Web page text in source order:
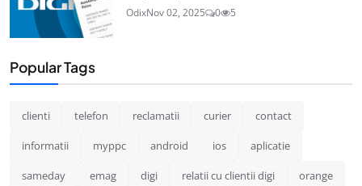
OdixNov 02, 2025 0 5
Popular Tags
clienti telefon reclamatii curier contact
informatii myppc android ios aplicatie
sameday emag digi relatii cu clientii digi orange